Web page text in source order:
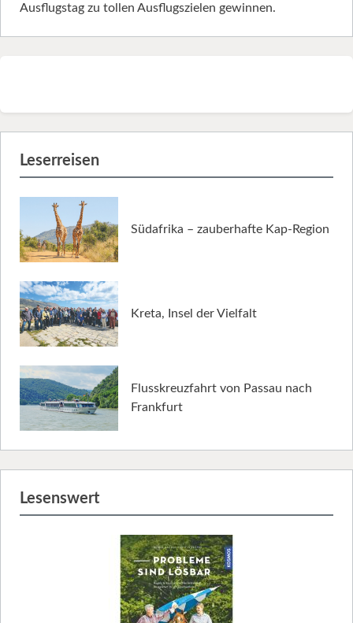
Ausflugstag zu tollen Ausflugszielen gewinnen.
Leserreisen
Südafrika – zauberhafte Kap-Region
Kreta, Insel der Vielfalt
Flusskreuzfahrt von Passau nach
Frankfurt
Lesenswert